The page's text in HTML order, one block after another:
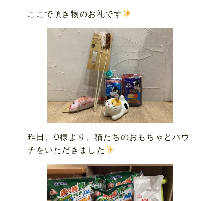
ここで頂き物のお礼です
昨日、O様より、猫たちのおもちゃとパウ
チをいただきました